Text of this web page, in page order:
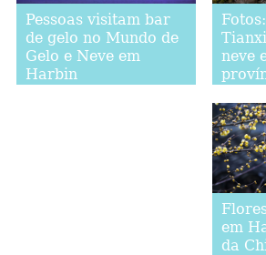
Pessoas visitam bar
de gelo no Mundo de
Gelo e Neve em
Harbin
neve
em
da